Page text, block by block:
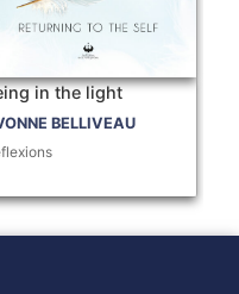
in the light
BELLIVEAU